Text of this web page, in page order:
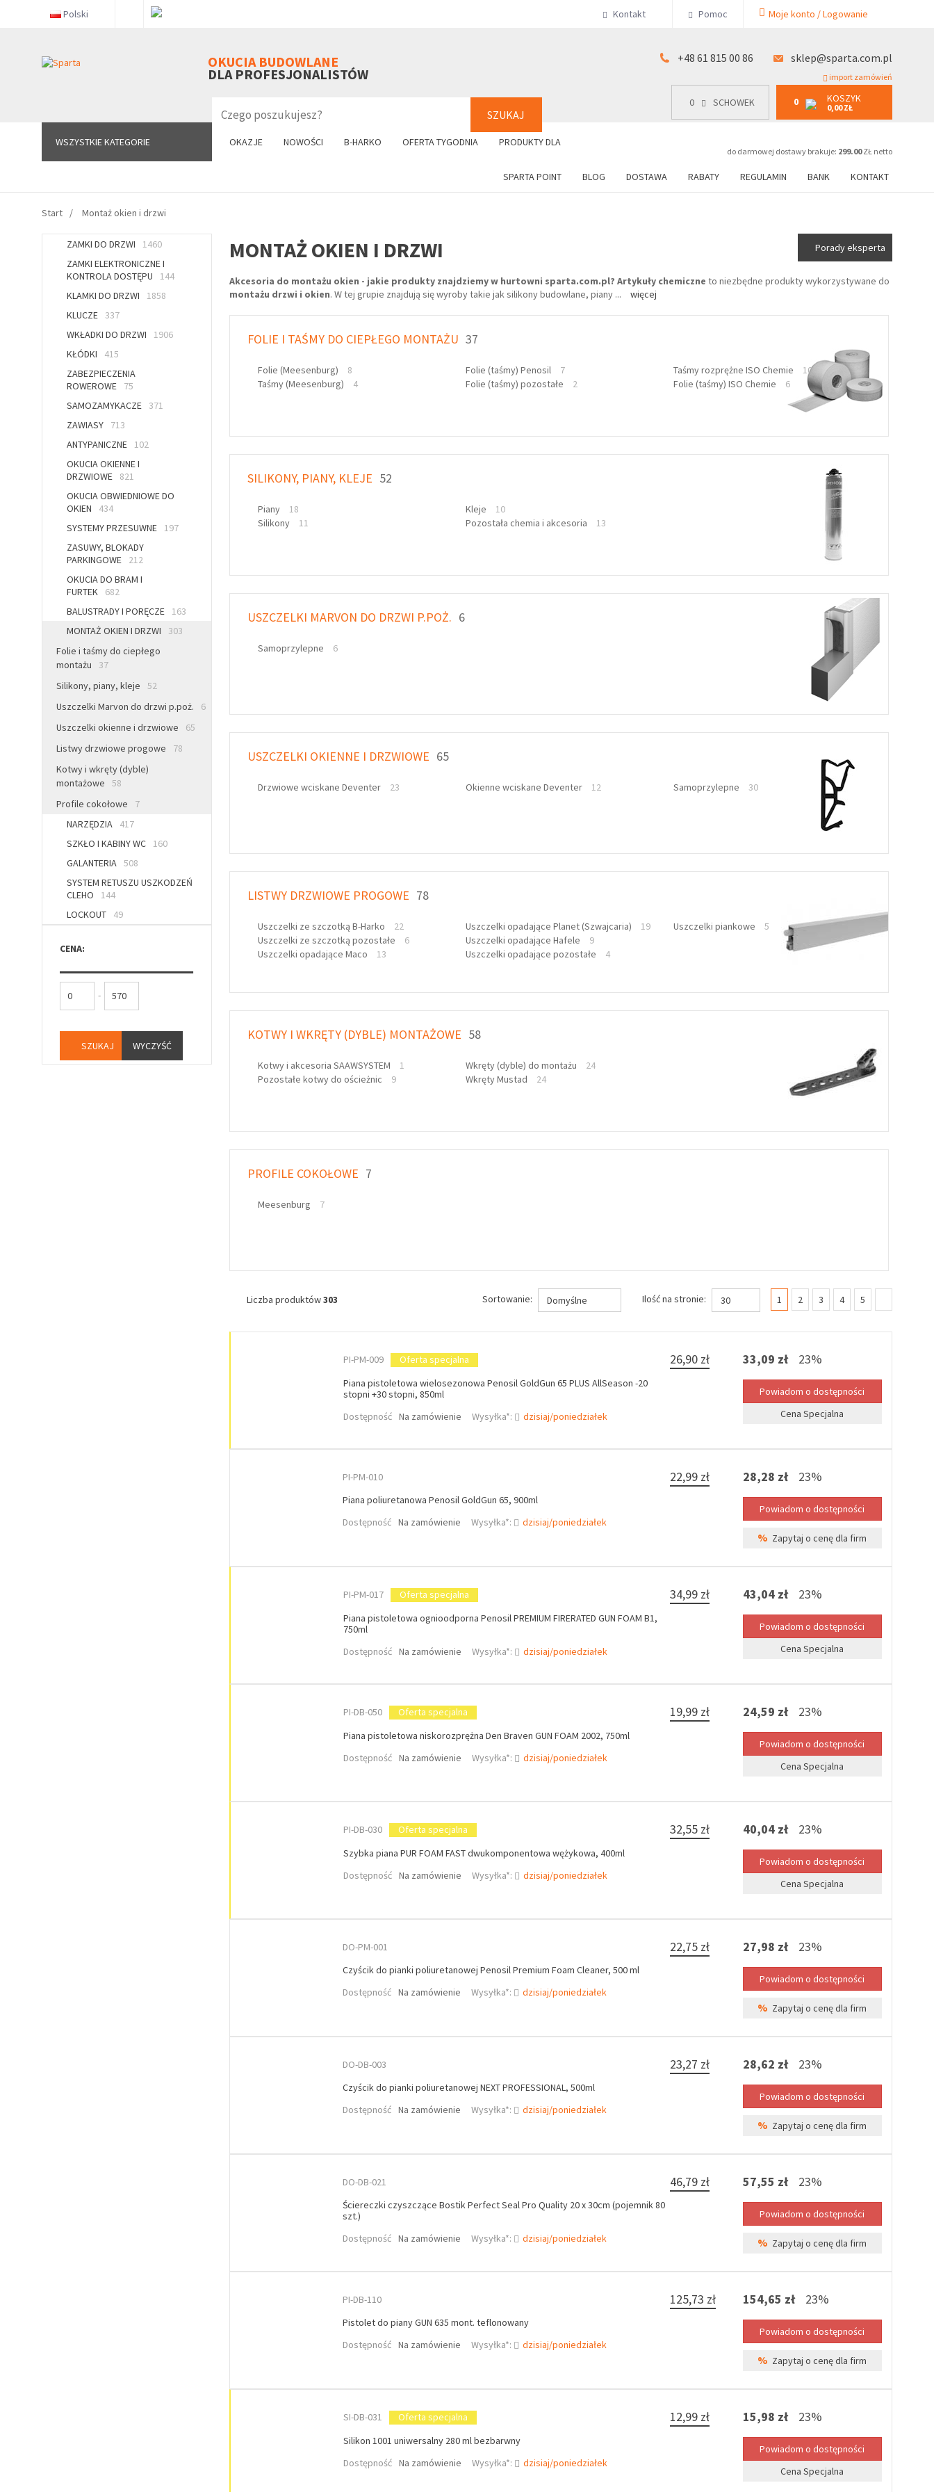
Polski Kontakt Pomoc Moje konto / Logowanie
OKUCIA BUDOWLANE
DLA PROFESJONALISTÓW
SZUKAJ
+48 61 815 00 86 sklep@sparta.com.pl
import zamówień
0 SCHOWEK 0 KOSZYK
0,00 ZŁ
do darmowej dostawy brakuje: 299.00ZŁ netto
WSZYSTKIE KATEGORIE OKAZJE NOWOŚCI B-HARKO OFERTA TYGODNIA PRODUKTY DLA
SPARTA POINT BLOG DOSTAWA RABATY REGULAMIN BANK KONTAKT
WSZYSTKIE KATEGORIE 0 SCHOWEK 0 KOSZYK
0,00 ZŁ
+48 61 815 00 86
Start Montaż okien i drzwi
ZAMKI DO DRZWI
1460
ZAMKI ELEKTRONICZNE I
KONTROLA DOSTĘPU
144
KLAMKI DO DRZWI
1858
KLUCZE
337
WKŁADKI DO DRZWI
1906
KŁÓDKI
415
ZABEZPIECZENIA
ROWEROWE
75
SAMOZAMYKACZE
371
ZAWIASY
713
ANTYPANICZNE
102
OKUCIA OKIENNE I
DRZWIOWE
821
OKUCIA OBWIEDNIOWE DO
OKIEN
434
SYSTEMY PRZESUWNE
197
ZASUWY, BLOKADY
PARKINGOWE
212
OKUCIA DO BRAM I
FURTEK
682
BALUSTRADY I PORĘCZE
163
MONTAŻ OKIEN I DRZWI
303
Folie i taśmy do ciepłego
montażu
37
Silikony, piany, kleje
52
Uszczelki Marvon do drzwi p.poż.
6
Uszczelki okienne i drzwiowe
65
Listwy drzwiowe progowe
78
Kotwy i wkręty (dyble)
montażowe
58
Profile cokołowe
7
NARZĘDZIA
417
SZKŁO I KABINY WC
160
GALANTERIA 508
SYSTEM RETUSZU USZKODZEŃ
CLEHO
144
LOCKOUT
49
CENA:
-
WYCZYŚĆ
MONTAŻ OKIEN I DRZWI Porady eksperta
Akcesoria do montażu okien - jakie produkty znajdziemy w hurtowni sparta.com.pl? Artykuły chemiczne to niezbędne produkty wykorzystywane do
montażu drzwi i okien. W tej grupie znajdują się wyroby takie jak silikony budowlane, piany... więcej
FOLIE I TAŚMY DO CIEPŁEGO MONTAŻU 37
Folie (Meesenburg)
8
Taśmy (Meesenburg)
4
Folie (taśmy) Penosil
7
Folie (taśmy) pozostałe
2
Taśmy rozprężne ISO Chemie
10
Folie (taśmy) ISO Chemie
6
SILIKONY, PIANY, KLEJE 52
Piany
18
Silikony
11
Kleje
10
Pozostała chemia i akcesoria
13
USZCZELKI MARVON DO DRZWI P.POŻ. 6
Samoprzylepne 6
USZCZELKI OKIENNE I DRZWIOWE 65
Drzwiowe wciskane Deventer 23 Okienne wciskane Deventer 12 Samoprzylepne 30
LISTWY DRZWIOWE PROGOWE 78
Uszczelki ze szczotką B-Harko
22
Uszczelki ze szczotką pozostałe
6
Uszczelki opadające Maco
13
Uszczelki opadające Planet (Szwajcaria)
19
Uszczelki opadające Hafele
9
Uszczelki opadające pozostałe
4
Uszczelki piankowe 5
KOTWY I WKRĘTY (DYBLE) MONTAŻOWE 58
Kotwy i akcesoria SAAWSYSTEM
1
Pozostałe kotwy do ościeżnic
9
Wkręty (dyble) do montażu
24
Wkręty Mustad
24
PROFILE COKOŁOWE 7
Meesenburg 7
Liczba produktów303 Sortowanie: Domyślne Ilość na stronie: 30 1 (current)
2 3 4 5
PI-PM-009
Oferta specjalna
Piana pistoletowa wielosezonowa Penosil GoldGun 65 PLUS AllSeason -20
stopni +30 stopni, 850ml
Dostępność Na zamówienie Wysyłka*: dzisiaj/poniedziałek
26,90 zł 33,09 zł 23%
Cena Specjalna
PI-PM-010
Piana poliuretanowa Penosil GoldGun 65, 900ml
Dostępność Na zamówienie Wysyłka*: dzisiaj/poniedziałek
22,99 zł 28,28 zł 23%
% Zapytaj o cenę dla firm
PI-PM-017
Oferta specjalna
Piana pistoletowa ognioodporna Penosil PREMIUM FIRERATED GUN FOAM B1,
750ml
Dostępność Na zamówienie Wysyłka*: dzisiaj/poniedziałek
34,99 zł 43,04 zł 23%
Cena Specjalna
PI-DB-050
Oferta specjalna
Piana pistoletowa niskorozprężna Den Braven GUN FOAM 2002, 750ml
Dostępność Na zamówienie Wysyłka*: dzisiaj/poniedziałek
19,99 zł 24,59 zł 23%
Cena Specjalna
PI-DB-030
Oferta specjalna
Szybka piana PUR FOAM FAST dwukomponentowa wężykowa, 400ml
Dostępność Na zamówienie Wysyłka*: dzisiaj/poniedziałek
32,55 zł 40,04 zł 23%
Cena Specjalna
DO-PM-001
Czyścik do pianki poliuretanowej Penosil Premium Foam Cleaner, 500 ml
Dostępność Na zamówienie Wysyłka*: dzisiaj/poniedziałek
22,75 zł 27,98 zł 23%
% Zapytaj o cenę dla firm
DO-DB-003
Czyścik do pianki poliuretanowej NEXT PROFESSIONAL, 500ml
Dostępność Na zamówienie Wysyłka*: dzisiaj/poniedziałek
23,27 zł 28,62 zł 23%
% Zapytaj o cenę dla firm
DO-DB-021
Ściereczki czyszczące Bostik Perfect Seal Pro Quality 20 x 30cm (pojemnik 80
szt.)
Dostępność Na zamówienie Wysyłka*: dzisiaj/poniedziałek
46,79 zł 57,55 zł 23%
% Zapytaj o cenę dla firm
PI-DB-110
Pistolet do piany GUN 635 mont. teflonowany
Dostępność Na zamówienie Wysyłka*: dzisiaj/poniedziałek
125,73 zł 154,65 zł 23%
% Zapytaj o cenę dla firm
SI-DB-031
Oferta specjalna
Silikon 1001 uniwersalny 280 ml bezbarwny
Dostępność Na zamówienie Wysyłka*: dzisiaj/poniedziałek
12,99 zł 15,98 zł 23%
Cena Specjalna